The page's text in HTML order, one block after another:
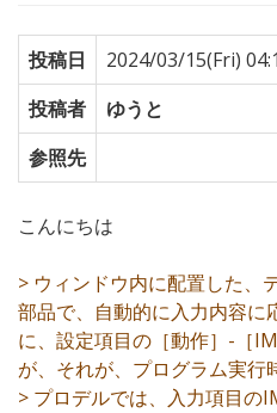
投稿日
2024/03/15(Fri)
投稿者
ゆうと
参照先
こんにちは
> ウィンドウ内に配置した、
部品で、自動的に入力内容に
に、設定項目の［動作］-［
が、それが、プログラム実行
> プロデルでは、入力項目の